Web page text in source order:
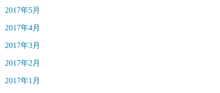
2017年5月
2017年4月
2017年3月
2017年2月
2017年1月